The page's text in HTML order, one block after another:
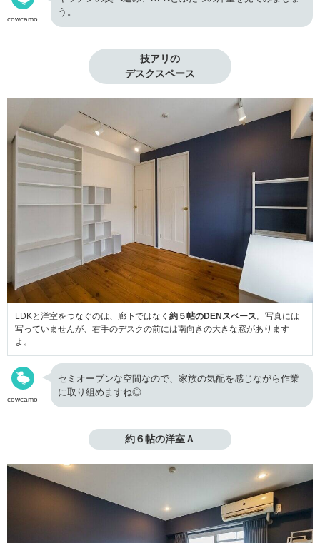
cowcamo
う。
技アリの
デスクスペース
LDKと洋室をつなぐのは、廊下ではなく 約５帖のDENスペース 。写真には
写っていませんが、右手のデスクの前には南向きの大きな窓があります
よ。
cowcamo
セミオープンな空間なので、家族の気配を感じながら作業
に取り組めますね◎
約６帖の洋室Ａ